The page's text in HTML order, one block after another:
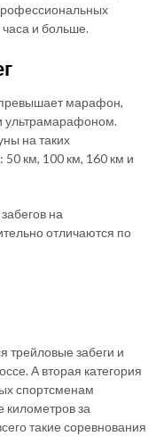
часа и больше.
превышает марафон,
ультрамарафоном.
на таких
км, 100 км, 160 км и
на
отличаются по
трейловые забеги и
А вторая категория
спортсменам
километров за
такие соревнования